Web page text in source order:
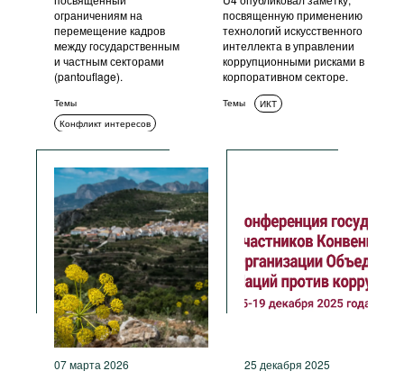
ограничениям на
перемещение кадров
между государственным
и частным секторами
(pantouflage).
Темы
Конфликт интересов
посвященную применению
технологий искусственного
интеллекта в управлении
коррупционными рисками в
корпоративном секторе.
Темы ИКТ
07 марта 2026 25 декабря 2025